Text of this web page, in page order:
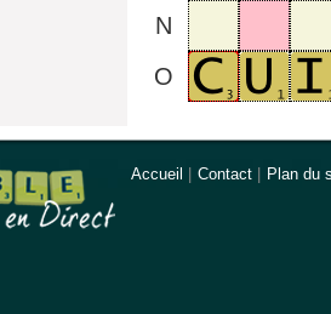
N
O
Accueil Contact Plan du